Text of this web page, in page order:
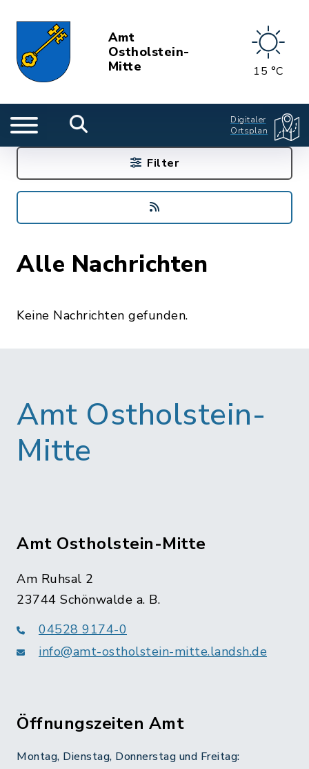
Amt
Ostholstein-
Mitte
15 °C
Digitaler
Ortsplan
Alle Nachrichten
Keine Nachrichten gefunden.
Filter
Amt Ostholstein-
Mitte
Amt Ostholstein-Mitte
Am Ruhsal 2
23744 Schönwalde a. B.
04528 9174-0
info@amt-ostholstein-mitte.landsh.de
Öffnungszeiten Amt
Montag, Dienstag, Donnerstag und Freitag: